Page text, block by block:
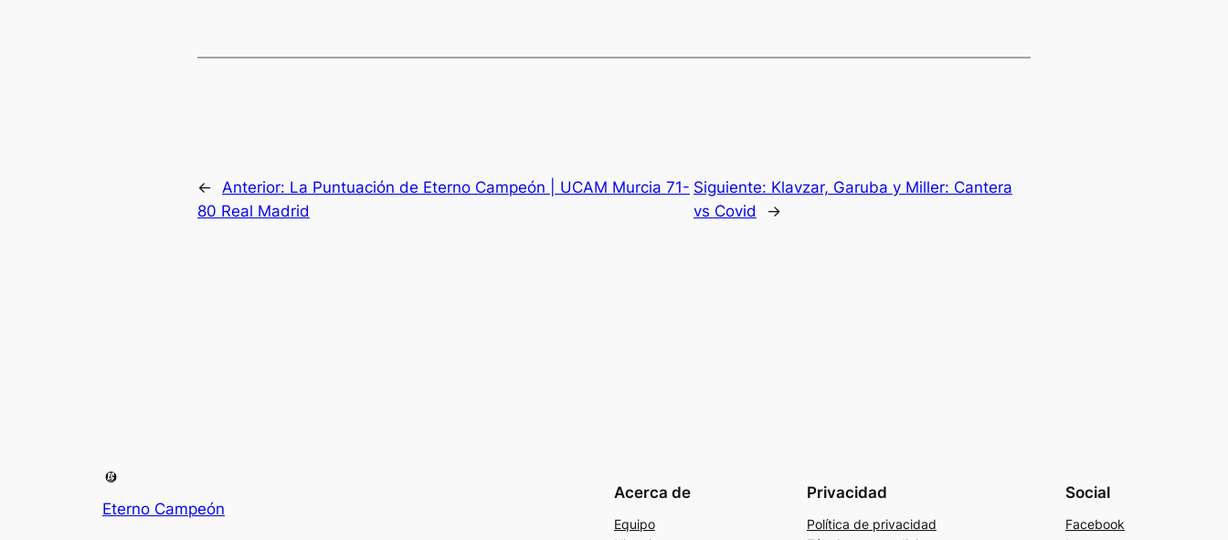
← Anterior: La Puntuación de Eterno Campeón | UCAM Murcia 71-
80 Real Madrid
Siguiente: Klavzar, Garuba y Miller: Cantera
vs Covid
→
Eterno Campeón
Acerca de
Equipo
Privacidad
Política de privacidad
Social
Facebook